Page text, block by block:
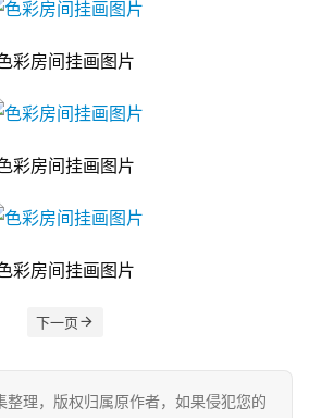
彩房间挂画图片
彩房间挂画图片
彩房间挂画图片
下一页
整理，版权归属原作者，如果侵犯您的